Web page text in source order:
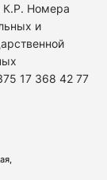
К.Р. Номера
и
17 368 42 77